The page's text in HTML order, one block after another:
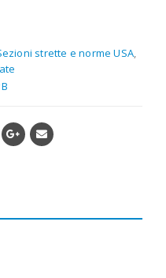
strette e norme USA